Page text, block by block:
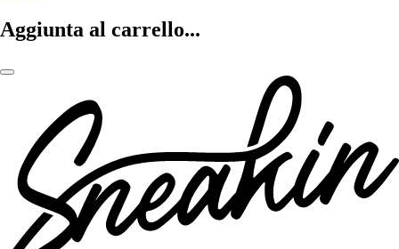
Aggiunta al carrello...